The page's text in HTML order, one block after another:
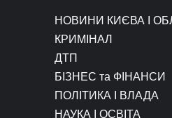
НОВИНИ КИЄВА І
КРИМІНАЛ
ДТП
БІЗНЕС та ФІНАНСИ
ПОЛІТИКА І ВЛАДА
НАУКА І ОСВІТА